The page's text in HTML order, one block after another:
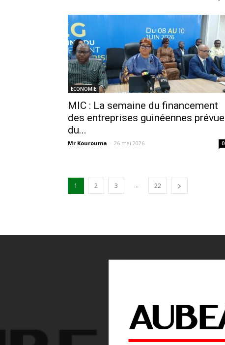
ECONOMIE
MIC : La semaine du financement
des entreprises guinéennes prévue
du...
Mr Kourouma - 26 mai 2026 0
1 2 3 ... 22